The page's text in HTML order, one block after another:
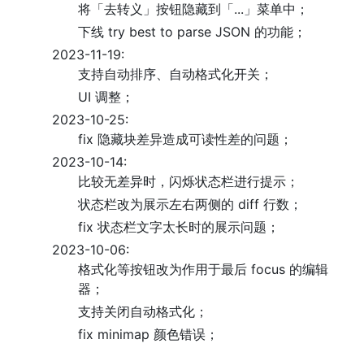
将「去转义」按钮隐藏到「...」菜单中；
下线 try best to parse JSON 的功能；
2023-11-19:
支持自动排序、自动格式化开关；
UI 调整；
2023-10-25:
fix 隐藏块差异造成可读性差的问题；
2023-10-14:
比较无差异时，闪烁状态栏进行提示；
状态栏改为展示左右两侧的 diff 行数；
fix 状态栏文字太长时的展示问题；
2023-10-06:
格式化等按钮改为作用于最后 focus 的编辑
器；
支持关闭自动格式化；
fix minimap 颜色错误；